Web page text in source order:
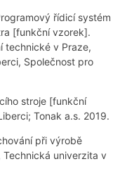
řídicí systém
[funkční vzorek].
technické v Praze,
Společnost pro
stroje [funkční
Tonak a.s. 2019.
při výrobě
Technická univerzita v